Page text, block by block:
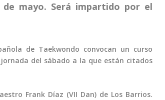
mayo. Será impartido por el
de Taekwondo convocan un curso
del sábado a la que están citados
Frank Díaz (VII Dan) de Los Barrios.